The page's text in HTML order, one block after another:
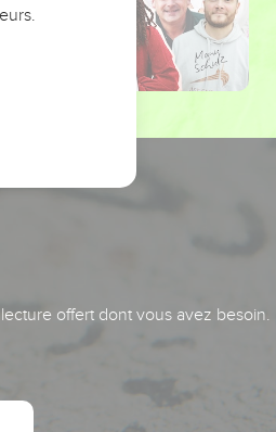
offert dont vous avez besoin.